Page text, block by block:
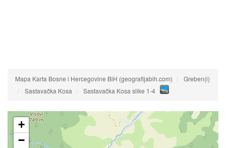
Mapa Karta Bosne i Hercegovine BiH (geografijabih.com)
Greben(i)
Sastavačka Kosa
Sastavačka Kosa slike 1-4
+
−